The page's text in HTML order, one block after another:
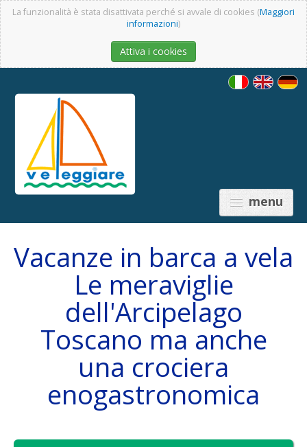
La funzionalità è stata disattivata perché si avvale di cookies (Maggiori
informazioni)
Attiva i cookies
menu
PREZZI
LA BARCA
Vacanze in barca a vela
Le meraviglie
dell'Arcipelago
Toscano ma anche
una crociera
enogastronomica